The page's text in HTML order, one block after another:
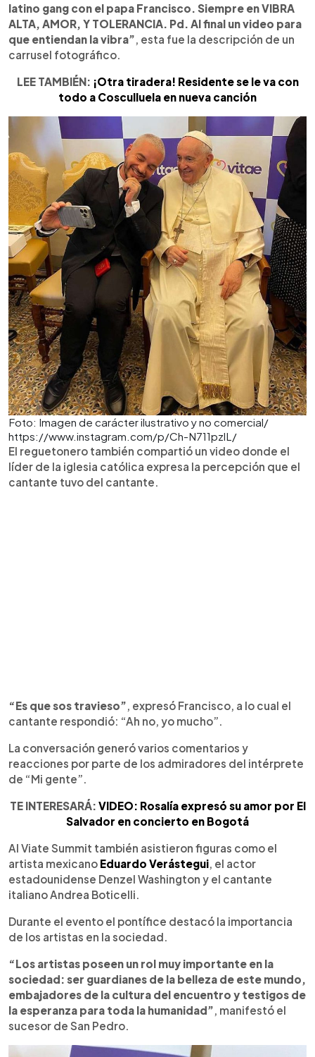
latino gang con el papa Francisco. Siempre en VIBRA
ALTA, AMOR, Y TOLERANCIA. Pd. Al final un video para
que entiendan la vibra” , esta fue la descripción de un
carrusel fotográfico.
LEE TAMBIÉN: ¡Otra tiradera! Residente se le va con
todo a Cosculluela en nueva canción
Foto: Imagen de carácter ilustrativo y no comercial/
https://www.instagram.com/p/Ch-N711pzlL/
El reguetonero también compartió un video donde el
líder de la iglesia católica expresa la percepción que el
cantante tuvo del cantante.
“Es que sos travieso” , expresó Francisco, a lo cual el
cantante respondió: “Ah no, yo mucho”.
La conversación generó varios comentarios y
reacciones por parte de los admiradores del intérprete
de “Mi gente”.
TE INTERESARÁ: VIDEO: Rosalía expresó su amor por El
Salvador en concierto en Bogotá
Al Viate Summit también asistieron figuras como el
artista mexicano Eduardo Verástegui , el actor
estadounidense Denzel Washington y el cantante
italiano Andrea Boticelli.
Durante el evento el pontífice destacó la importancia
de los artistas en la sociedad.
“Los artistas poseen un rol muy importante en la
sociedad: ser guardianes de la belleza de este mundo,
embajadores de la cultura del encuentro y testigos de
la esperanza para toda la humanidad” , manifestó el
sucesor de San Pedro.